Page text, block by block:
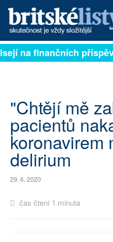
PŘIHLÁSIT
ARCHIV
ROZHOVORY
TÉMATA
na finančních
"Chtějí mě
pacientů
koronavirem
delirium
29. 6. 2020
čas čtení 1 minuta